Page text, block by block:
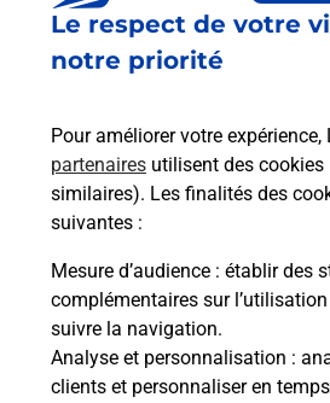
Le respect de votre
notre priorité
Pour améliorer votre expérience,
partenaires utilisent des
similaires). Les finalités des
suivantes :
Mesure d’audience : établir des
complémentaires sur
suivre la navigation.
Analyse et personnalisation :
clients et personnaliser en
Boîte aux lettres La
2 Rue Du Moulin Du Buis
01150 Saint Sorlin En Bugey
Le lien s'ouvre dans un nouvel onglet
Boîte aux Lettres La
Collecte du courrier
Le lien s'ouvre dans un nouvel onglet